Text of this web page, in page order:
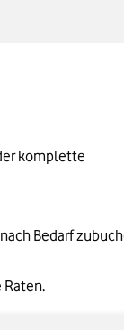
komplette
Bedarf